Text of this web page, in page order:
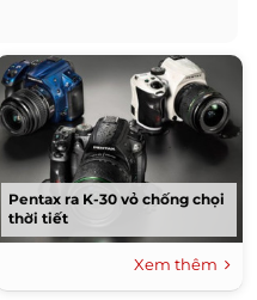
Pentax ra K-30 vỏ chống chọi
thời tiết
Xem thêm